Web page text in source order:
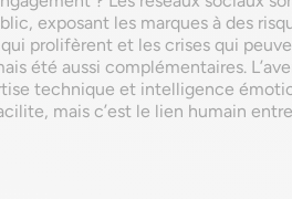
exposant les marques à des
prolifèrent et les crises qui
été aussi complémentaires.
technique et intelligence
mais c’est le lien humain